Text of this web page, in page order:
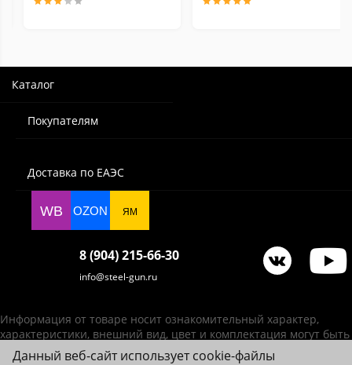
Каталог
Покупателям
Доставка по ЕАЭС
WB OZON ЯМ
8 (904) 215-66-30
info@steel-gun.ru
Информация от товаре носит ознакомительный характер,
характеристики, внешний вид, цвет и комплектация могут быть
изменены производителем без уведомления.
Данный веб-сайт использует cookie-файлы